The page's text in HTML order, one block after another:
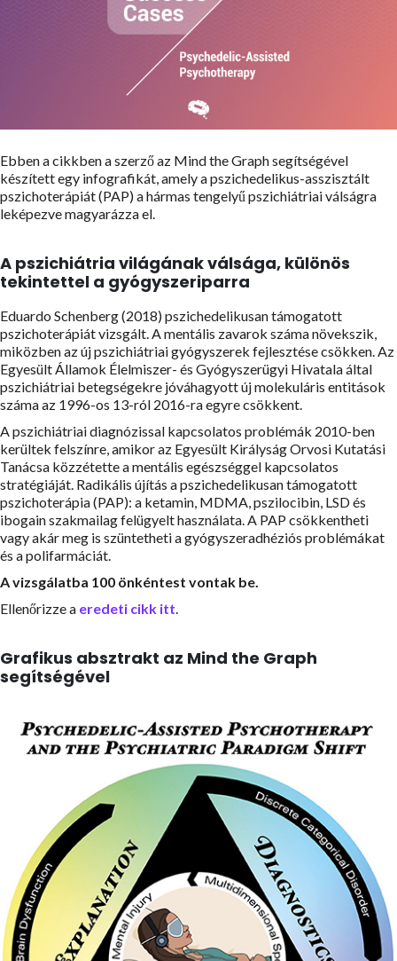
Ebben a cikkben a szerző az Mind the Graph segítségével
készített egy infografikát, amely a pszichedelikus-asszisztált
pszichoterápiát (PAP) a hármas tengelyű pszichiátriai válságra
leképezve magyarázza el.
A pszichiátria világának válsága, különös
tekintettel a gyógyszeriparra
Eduardo Schenberg (2018) pszichedelikusan támogatott
pszichoterápiát vizsgált. A mentális zavarok száma növekszik,
miközben az új pszichiátriai gyógyszerek fejlesztése csökken. Az
Egyesült Államok Élelmiszer- és Gyógyszerügyi Hivatala által
pszichiátriai betegségekre jóváhagyott új molekuláris entitások
száma az 1996-os 13-ról 2016-ra egyre csökkent.
A pszichiátriai diagnózissal kapcsolatos problémák 2010-ben
kerültek felszínre, amikor az Egyesült Királyság Orvosi Kutatási
Tanácsa közzétette a mentális egészséggel kapcsolatos
stratégiáját. Radikális újítás a pszichedelikusan támogatott
pszichoterápia (PAP): a ketamin, MDMA, pszilocibin, LSD és
ibogain szakmailag felügyelt használata. A PAP csökkentheti
vagy akár meg is szüntetheti a gyógyszeradhéziós problémákat
és a polifarmáciát.
A vizsgálatba 100 önkéntest vontak be.
Ellenőrizze a eredeti cikk itt.
Grafikus absztrakt az Mind the Graph
segítségével